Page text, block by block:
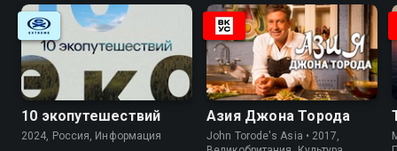
10 экопутешествий
2024, Россия, Информация
Азия Джона Торода
John Torode's Asia • 2017,